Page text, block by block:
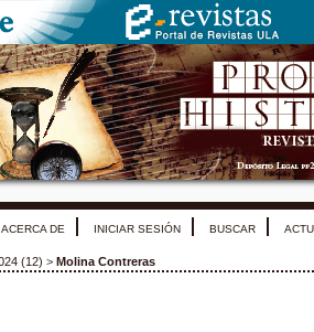
ACERCA DE INICIAR SESIÓN BUSCAR
(12) > Molina Contreras